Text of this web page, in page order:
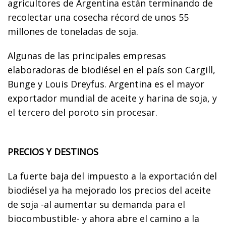
agricultores de Argentina están terminando de
recolectar una cosecha récord de unos 55
millones de toneladas de soja.
Algunas de las principales empresas
elaboradoras de biodiésel en el país son Cargill,
Bunge y Louis Dreyfus. Argentina es el mayor
exportador mundial de aceite y harina de soja, y
el tercero del poroto sin procesar.
PRECIOS Y DESTINOS
La fuerte baja del impuesto a la exportación del
biodiésel ya ha mejorado los precios del aceite
de soja -al aumentar su demanda para el
biocombustible- y ahora abre el camino a la